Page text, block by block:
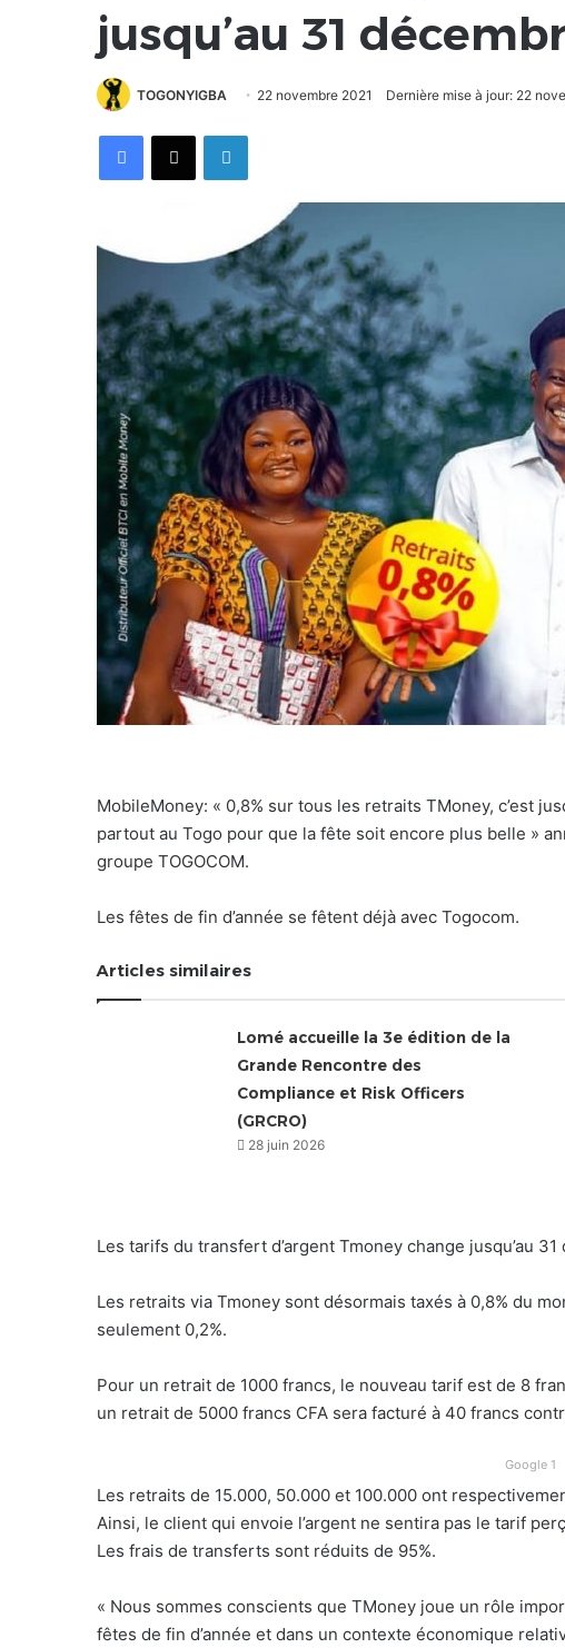
jusqu’au 31
TOGONYIGBA 22 novembre 2021 Dernière mise à jour: 22
FacebookX Linkedin
MobileMoney: « 0,8% sur tous les retraits TMoney, c’est
partout au Togo pour que la fête soit encore plus belle »
groupe TOGOCOM.
Les fêtes de fin d’année se fêtent déjà avec Togocom.
Articles similaires
Lomé accueille la 3e édition de la
Grande Rencontre des
Compliance et Risk Officers
(GRCRO)
28 juin 2026
Les tarifs du transfert d’argent Tmoney change jusqu’au
Les retraits via Tmoney sont désormais taxés à 0,8% du
seulement 0,2%.
Pour un retrait de 1000 francs, le nouveau tarif est de 8
un retrait de 5000 francs CFA sera facturé à 40 francs
Google 1
Les retraits de 15.000, 50.000 et 100.000 ont
Ainsi, le client qui envoie l’argent ne sentira pas le tarif
Les frais de transferts sont réduits de 95%.
« Nous sommes conscients que TMoney joue un rôle
fêtes de fin d’année et dans un contexte économique